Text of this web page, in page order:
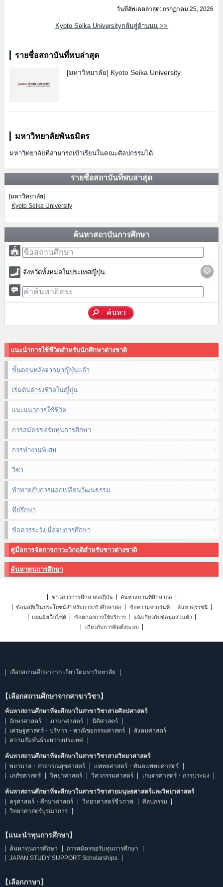
วันที่อัพเดตล่าสุด: กรกฏาคม 25, 2026
Kyoto Seika Universityกลับสู่ด้านบน >>
รายชื่อสถาบันที่พบล่าสุด
[มหาวิทยาลัย] Kyoto Seika University
มหาวิทยาลัยพันธมิตร
มหาวิทยาลัยที่สามารถเข้าเรียนในคณะศิลปกรรมได้
รายชื่อสถาบันที่พบล่าสุด
[มหาวิทยาลัย]
Kyoto Seika University
ค้นหาสถาบันการศึกษา
จังหวัดทั้งหมดในประเทศญี่ปุ่น
แนะนำการใช้ชีวิตสำหรับนักศึกษาต่างชาติ
ขั้นตอนหลังจากมาญี่ปุ่นแล้ว
เริ่มต้นดำรงชีวิตในญี่ปุ่น
แนะแนวการใช้ชีวิต
การสมัครขอรับทุนการศึกษา
การทำงานพิเศษ
วีซ่า
ท้าทายกับการแลกเปลี่ยนวัฒนธรรม
ที่ปรึกษา
ข้อควรระวังเมื่อจบการศึกษา
คู่มือการจัดการภาวะวิกฤติสำหรับชาวต่างชาติ
ค้นหาทุนการศึกษา
ข่าวสารการศึกษาต่อญี่ปุ่น
ค้นหาสถานที่ศึกษาต่อ
ข้อมูลที่เป็นประโยชน์สำหรับการเข้าศึกษาต่อ
ข้อความจากรุ่นพี่
ค้นหาดรรชนี
แผนผังเว็บไซต์
ข้อตกลงการใช้บริการ
แจ้งเกี่ยวกับข้อมูลส่วนตัว
เกี่ยวกับการติดตั้งระบบ
เลือกสถานศึกษาจาก เกียวโตมหาวิทยาลัย
【เลือกสถานศึกษาจากสาขาวิชา】
ค้นหาสถานศึกษาที่จะศึกษาในสาขาวิชาสายศิลปศาสตร์
อักษรศาสตร์
ภาษาศาสตร์
นิติศาสตร์
เศรษฐศาสตร์・บริหาร・พาณิชยกรรมศาสตร์
สังคมศาสตร์
ความสัมพันธ์ระหว่างประเทศ
ค้นหาสถานศึกษาที่จะศึกษาในสาขาวิชาสายวิทยาศาสตร์
พยาบาล・สาธารณสุขศาสตร์
แพทยศาสตร์・ทันตแพทยศาสตร์
เภสัชศาสตร์
วิทยาศาสตร์ วิศวกรรมศาสตร์ เกษตรศาสตร์・การประมง
ค้นหาสถานศึกษาที่จะศึกษาในสาขาวิชาสายมนุษยศาสตร์และวิทยาศาสตร์
ครุศาสตร์・ศึกษาศาสตร์
วิทยาศาสตร์ชีวภาพ
ศิลปกรรม
วิทยาศาสตร์บูรณาการ
【แนะนำทุนการศึกษา】
ค้นหาทุนการศึกษา
การสมัครขอรับทุนการศึกษา
JAPAN STUDY SUPPORT Scholarships
【เลือกภาษา】